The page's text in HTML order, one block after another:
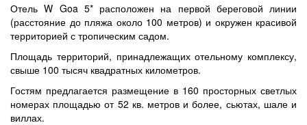
Отель W Goa 5* расположен на первой береговой линии
(расстояние до пляжа около 100 метров) и окружен красивой
территорией с тропическим садом.
Площадь территорий, принадлежащих отельному комплексу,
свыше 100 тысяч квадратных километров.
Гостям предлагается размещение в 160 просторных светлых
номерах площадью от 52 кв. метров и более, сьютах, шале и
виллах.